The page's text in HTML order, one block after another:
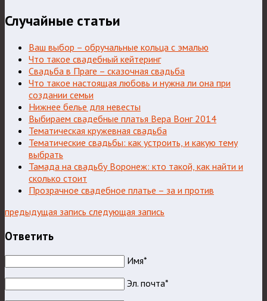
Случайные статьи
Ваш выбор – обручальные кольца с эмалью
Что такое свадебный кейтеринг
Свадьба в Праге – сказочная свадьба
Что такое настоящая любовь и нужна ли она при
создании семьи
Нижнее белье для невесты
Выбираем свадебные платья Вера Вонг 2014
Тематическая кружевная свадьба
Тематические свадьбы: как устроить, и какую тему
выбрать
Тамада на свадьбу Воронеж: кто такой, как найти и
сколько стоит
Прозрачное свадебное платье – за и против
предыдущая запись следующая запись
Ответить
Имя*
Эл. почта*